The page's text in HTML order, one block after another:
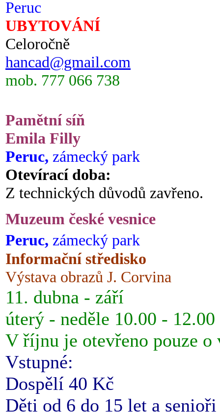
Peruc
UBYTOVÁNÍ
Celoročně
hancad@gmail.com
mob. 777 066 738
Pamětní síň
Emila Filly
Peruc, zámecký park
Otevírací doba:
Z technických důvodů zavřeno.
Muzeum české vesnice
Peruc, zámecký park
Informační středisko
Výstava obrazů J. Corvina
11. dubna - září
úterý - neděle 10.00 -
V říjnu je otevřeno pouze o
Vstupné:
Dospělí 40 Kč
Děti od 6 do 15 let a